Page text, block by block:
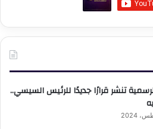
تنشر قرارًا جديدًا للرئيس السيسي..